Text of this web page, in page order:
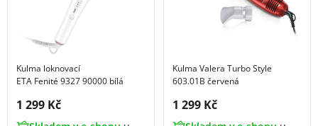
Kulma loknovací
ETA Fenité 9327 90000 bílá
Cena s DPH:
1 299 Kč
Kulma Valera Turbo Style
603.01B červená
Cena s DPH:
1 299 Kč